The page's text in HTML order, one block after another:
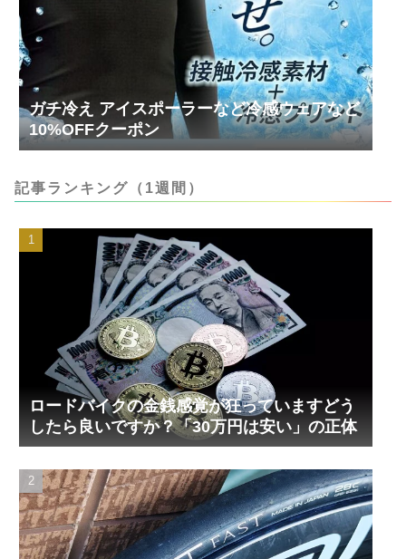
ガチ冷え アイスポーラーなど冷感ウェアなど
10%OFFクーポン
記事ランキング（1週間）
ロードバイクの金銭感覚が狂っていますどう
したら良いですか？「30万円は安い」の正体